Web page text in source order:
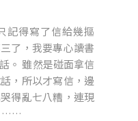
記得寫了信給幾摳
了，我要專心讀書
。 雖然是碰面拿信
，所以才寫信，邊
得亂七八糟，連現
……